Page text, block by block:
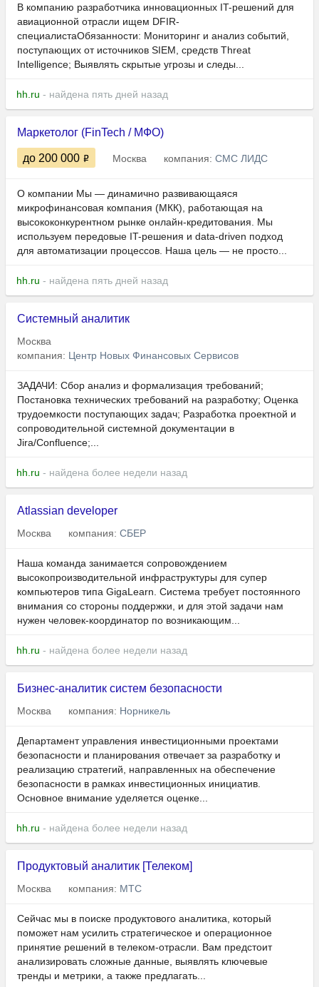
В компанию разработчика инновационных IT-решений для
авиационной отрасли ищем DFIR-
специалистаОбязанности: Мониторинг и анализ событий,
поступающих от источников SIEM, средств Threat
Intelligence; Выявлять скрытые угрозы и следы...
hh.ru - найдена пять дней назад
Маркетолог (FinTech / МФО)
до 200 000 Москва компания: СМС ЛИДС
О компании Мы — динамично развивающаяся
микрофинансовая компания (МКК), работающая на
высококонкурентном рынке онлайн-кредитования. Мы
используем передовые IT-решения и data-driven подход
для автоматизации процессов. Наша цель — не просто...
hh.ru - найдена пять дней назад
Системный аналитик
Москва
компания: Центр Новых Финансовых Сервисов
ЗАДАЧИ: Cбор анализ и формализация требований;
Постановка технических требований на разработку; Оценка
трудоемкости поступающих задач; Разработка проектной и
сопроводительной системной документации в
Jira/Confluence;...
hh.ru - найдена более недели назад
Atlassian developer
Москва компания: СБЕР
Наша команда занимается сопровождением
высокопроизводительной инфраструктуры для супер
компьютеров типа GigaLearn. Система требует постоянного
внимания со стороны поддержки, и для этой задачи нам
нужен человек-координатор по возникающим...
hh.ru - найдена более недели назад
Бизнес-аналитик систем безопасности
Москва компания: Норникель
Департамент управления инвестиционными проектами
безопасности и планирования отвечает за разработку и
реализацию стратегий, направленных на обеспечение
безопасности в рамках инвестиционных инициатив.
Основное внимание уделяется оценке...
hh.ru - найдена более недели назад
Продуктовый аналитик [Телеком]
Москва компания: МТС
Сейчас мы в поиске продуктового аналитика, который
поможет нам усилить стратегическое и операционное
принятие решений в телеком-отрасли. Вам предстоит
анализировать сложные данные, выявлять ключевые
тренды и метрики, а также предлагать...